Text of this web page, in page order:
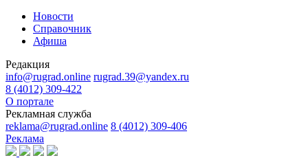
Новости
Справочник
Афиша
Редакция
info@rugrad.online rugrad.39@yandex.ru
8 (4012) 309-422
О портале
Рекламная служба
reklama@rugrad.online 8 (4012) 309-406
Реклама